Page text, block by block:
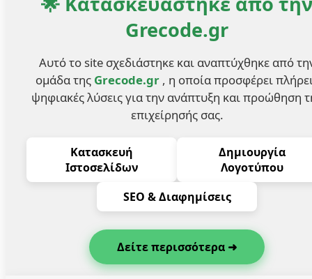
Grecode.gr
Αυτό το site σχεδιάστηκε και αναπτύχθηκε από
ομάδα της Grecode.gr , η οποία προσφέρει
ψηφιακές λύσεις για την ανάπτυξη και προώθηση
επιχείρησής σας.
Κατασκευή
Ιστοσελίδων
Δημιουργία
Λογοτύπου
SEO & Διαφημίσεις
Δείτε περισσότερα ➜